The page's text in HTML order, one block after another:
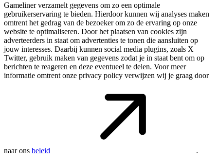
Gameliner verzamelt gegevens om zo een optimale
gebruikerservaring te bieden. Hierdoor kunnen wij analyses maken
omtrent het gedrag van de bezoeker om zo de ervaring op onze
website te optimaliseren. Door het plaatsen van cookies zijn
adverteerders in staat om advertenties te tonen die aansluiten op
jouw interesses. Daarbij kunnen social media plugins, zoals X
Twitter, gebruik maken van gegevens zodat je in staat bent om op
berichten te reageren en deze eventueel te delen. Voor meer
informatie omtrent onze privacy policy verwijzen wij je graag door
naar ons beleid .